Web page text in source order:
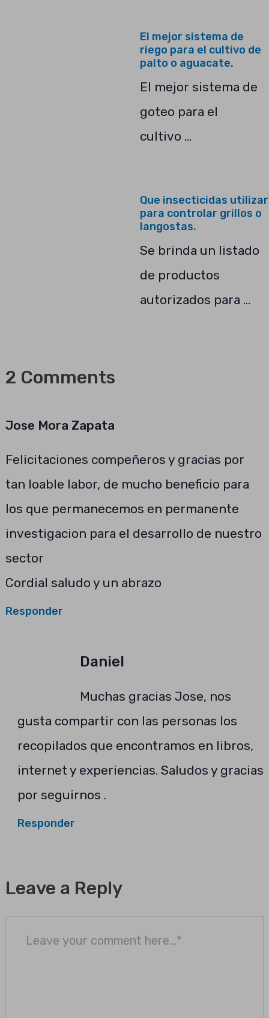
El mejor sistema de
riego para el cultivo de
palto o aguacate.
El mejor sistema de
goteo para el
cultivo …
Que insecticidas utilizar
para controlar grillos o
langostas.
Se brinda un listado
de productos
autorizados para …
2 Comments
Jose Mora Zapata
Felicitaciones compeñeros y gracias por
tan loable labor, de mucho beneficio para
los que permanecemos en permanente
investigacion para el desarrollo de nuestro
sector
Cordial saludo y un abrazo
Responder
Daniel
Muchas gracias Jose, nos
gusta compartir con las personas los
recopilados que encontramos en libros,
internet y experiencias. Saludos y gracias
por seguirnos .
Responder
Leave a Reply